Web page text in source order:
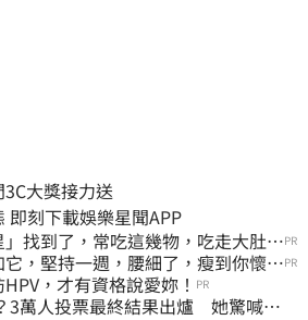
大獎接力送
一手掌握明星動態 即刻下載娛樂星聞APP
找到了，常吃這幾物，吃走大肚
PR
，堅持一週，腰細了，瘦到你懷疑PR
，才有資格說愛妳！ PR
3萬人投票最終結果出爐 她驚喊：